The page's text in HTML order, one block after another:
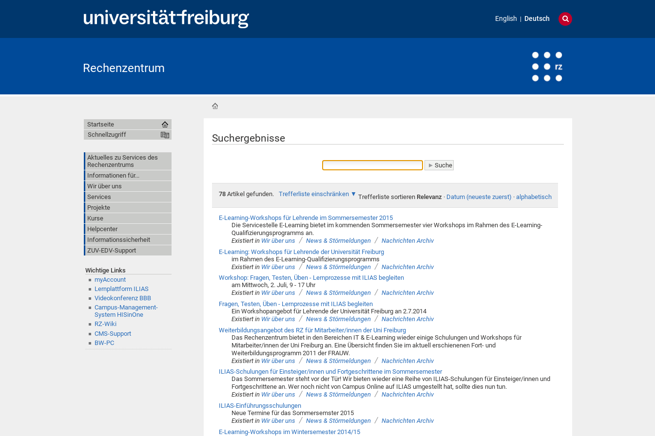
English Deutsch
Rechenzentrum
Suchergebnisse
78Artikel gefunden. Trefferliste einschränken Trefferliste sortieren Relevanz · Datum (neueste zuerst) · alphabetisch
E-Learning-Workshops für Lehrende im Sommersemester 2015
Die Servicestelle E-Learning bietet im kommenden Sommersemester vier Workshops im Rahmen des E-Learning-
Qualifizierungsprogramms an.
Existiert in Wir über uns / News & Störmeldungen / Nachrichten Archiv
E-Learning: Workshops für Lehrende der Universität Freiburg
im Rahmen des E-Learning-Qualifizierungsprogramms
Existiert in Wir über uns / News & Störmeldungen / Nachrichten Archiv
Workshop: Fragen, Testen, Üben - Lernprozesse mit ILIAS begleiten
am Mittwoch, 2. Juli, 9 - 17 Uhr
Existiert in Wir über uns / News & Störmeldungen / Nachrichten Archiv
Fragen, Testen, Üben - Lernprozesse mit ILIAS begleiten
Ein Workshopangebot für Lehrende der Universität Freiburg an 2.7.2014
Existiert in Wir über uns / News & Störmeldungen / Nachrichten Archiv
Weiterbildungsangebot des RZ für Mitarbeiter/innen der Uni Freiburg
Das Rechenzentrum bietet in den Bereichen IT & E-Learning wieder einige Schulungen und Workshops für
Mitarbeiter/innen der Uni Freiburg an. Eine Übersicht finden Sie im aktuell erschienenen Fort- und
Weiterbildungsprogramm 2011 der FRAUW.
Existiert in Wir über uns / News & Störmeldungen / Nachrichten Archiv
ILIAS-Schulungen für Einsteiger/innen und Fortgeschrittene im Sommersemester
Das Sommersemester steht vor der Tür! Wir bieten wieder eine Reihe von ILIAS-Schulungen für Einsteiger/innen und
Fortgeschrittene an. Wer noch nicht von Campus Online auf ILIAS umgestellt hat, sollte dies nun tun.
Existiert in Wir über uns / News & Störmeldungen / Nachrichten Archiv
ILIAS-Einführungsschulungen
Neue Termine für das Sommersemster 2015
Existiert in Wir über uns / News & Störmeldungen / Nachrichten Archiv
E-Learning-Workshops im Wintersemester 2014/15
Startseite
Schnellzugriff
Aktuelles zu Services des
Rechenzentrums
Informationen für...
Wir über uns
Services
Projekte
Kurse
Helpcenter
Informationssicherheit
ZUV-EDV-Support
Wichtige Links
myAccount
Lernplattform ILIAS
Videokonferenz BBB
Campus-Management-
System HISinOne
RZ-Wiki
CMS-Support
BW-PC